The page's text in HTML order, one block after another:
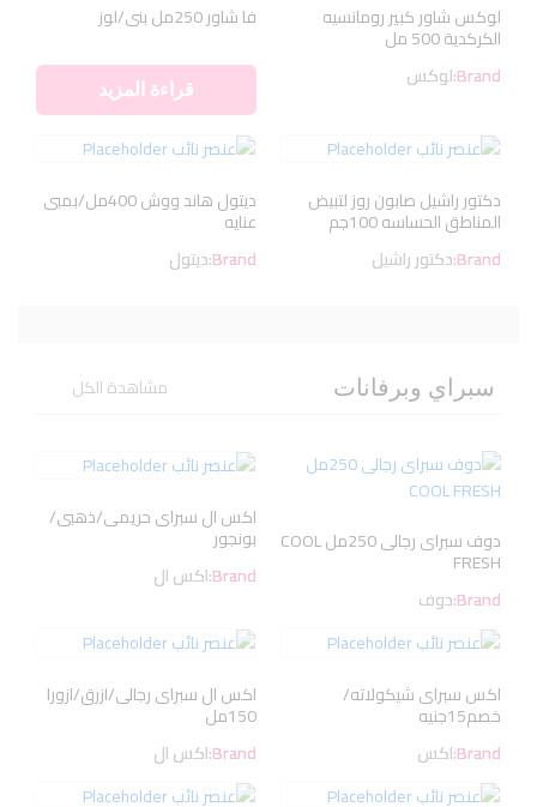
لوكس شاور كبير رومانسيه
الكركدية 500 مل
Brand:لوكس
فا شاور 250مل بنى/لوز
قراءة المزيد
دكتور راشيل صابون روز لتبيض
المناطق الحساسه 100جم
Brand:دكتور راشيل
ديتول هاند ووش 400مل/بمبى
عنايه
Brand:ديتول
سبراي وبرفانات مشاهدة الكل
دوف سبراى رجالى 250مل COOL
FRESH
Brand:دوف
اكس ال سبراى حريمى/ذهبى/
بونجور
Brand:اكس ال
اكس سبراى شيكولاته/
خصم15جنيه
Brand:اكس
اكس ال سبراى رجالى/ازرق/ازورا
150مل
Brand:اكس ال